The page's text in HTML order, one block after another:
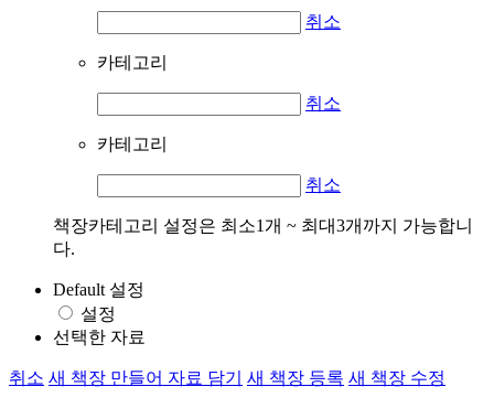
취소
카테고리
취소
카테고리
취소
책장카테고리 설정은 최소1개 ~ 최대3개까지 가능합니
다.
Default 설정
설정
선택한 자료
취소 새 책장 만들어 자료 담기 새 책장 등록 새 책장 수정